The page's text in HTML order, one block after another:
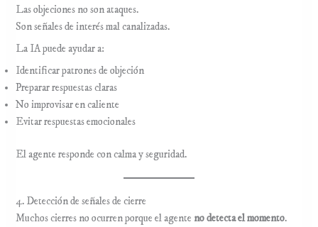
Las objeciones no son ataques.
Son señales de interés mal canalizadas.
La IA puede ayudar a:
Identificar patrones de objeción
Preparar respuestas claras
No improvisar en caliente
Evitar respuestas emocionales
El agente responde con calma y seguridad.
4. Detección de señales de cierre
Muchos cierres no ocurren porque el agente no detecta el momento.